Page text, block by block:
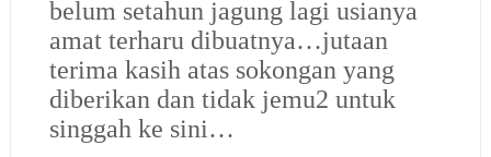
belum setahun jagung lagi usianya
amat terharu dibuatnya…jutaan
terima kasih atas sokongan yang
diberikan dan tidak jemu2 untuk
singgah ke sini…